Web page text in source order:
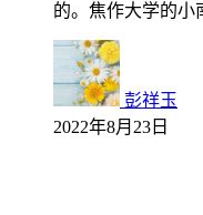
的。焦作大学的
彭祥玉
2022年8月23日